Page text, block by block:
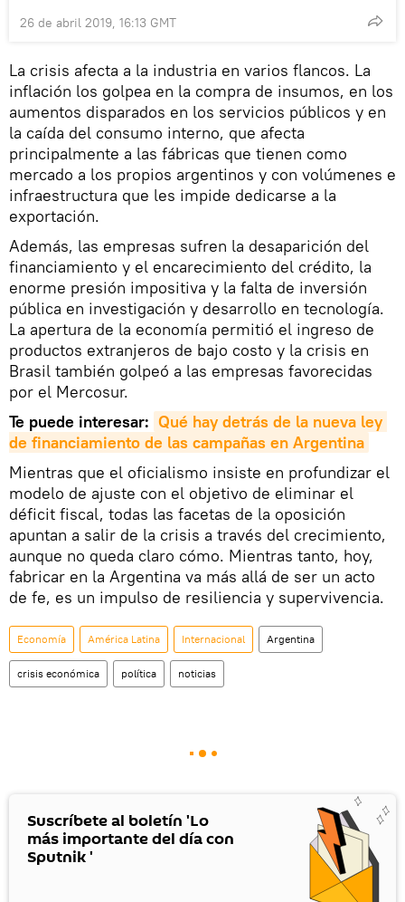
26 de abril 2019, 16:13 GMT
La crisis afecta a la industria en varios flancos. La
inflación los golpea en la compra de insumos, en los
aumentos disparados en los servicios públicos y en
la caída del consumo interno, que afecta
principalmente a las fábricas que tienen como
mercado a los propios argentinos y con volúmenes e
infraestructura que les impide dedicarse a la
exportación.
Además, las empresas sufren la desaparición del
financiamiento y el encarecimiento del crédito, la
enorme presión impositiva y la falta de inversión
pública en investigación y desarrollo en tecnología.
La apertura de la economía permitió el ingreso de
productos extranjeros de bajo costo y la crisis en
Brasil también golpeó a las empresas favorecidas
por el Mercosur.
Te puede interesar: Qué hay detrás de la nueva ley
de financiamiento de las campañas en Argentina
Mientras que el oficialismo insiste en profundizar el
modelo de ajuste con el objetivo de eliminar el
déficit fiscal, todas las facetas de la oposición
apuntan a salir de la crisis a través del crecimiento,
aunque no queda claro cómo. Mientras tanto, hoy,
fabricar en la Argentina va más allá de ser un acto
de fe, es un impulso de resiliencia y supervivencia.
Economía América Latina Internacional Argentina
crisis económica política noticias
Suscríbete al boletín 'Lo
más importante del día con
Sputnik '